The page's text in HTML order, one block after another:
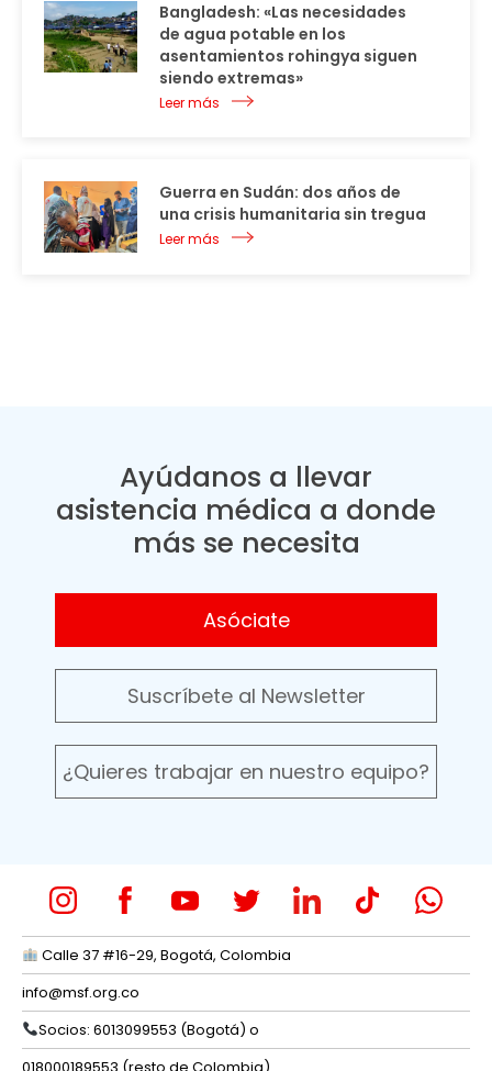
Bangladesh: «Las necesidades
de agua potable en los
asentamientos rohingya siguen
siendo extremas»
Leer más
Guerra en Sudán: dos años de
una crisis humanitaria sin tregua
Leer más
Ayúdanos a llevar
asistencia médica a donde
más se necesita
Asóciate
Suscríbete al Newsletter
¿Quieres trabajar en nuestro equipo?
Calle 37 #16-29, Bogotá, Colombia
info@msf.org.co
Socios: 6013099553 (Bogotá) o